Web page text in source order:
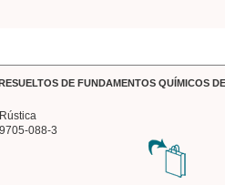
DE FUNDAMENTOS QUÍMICOS
088-3